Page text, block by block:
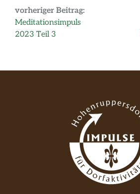
vorheriger Beitrag:
Meditationsimpuls
2023 Teil 3